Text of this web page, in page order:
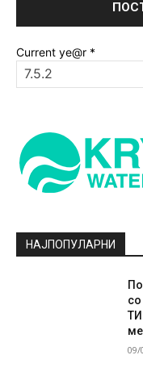
Current ye@r *
НАЈПОПУЛАРНИ
09/